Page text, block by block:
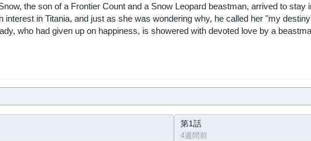
the son of a Frontier Count and a Snow Leopard beastman, arrived to stay
interest in Titania, and just as she was wondering why, he called her "my
who had given up on happiness, is showered with devoted love by a
第1話
4週間前